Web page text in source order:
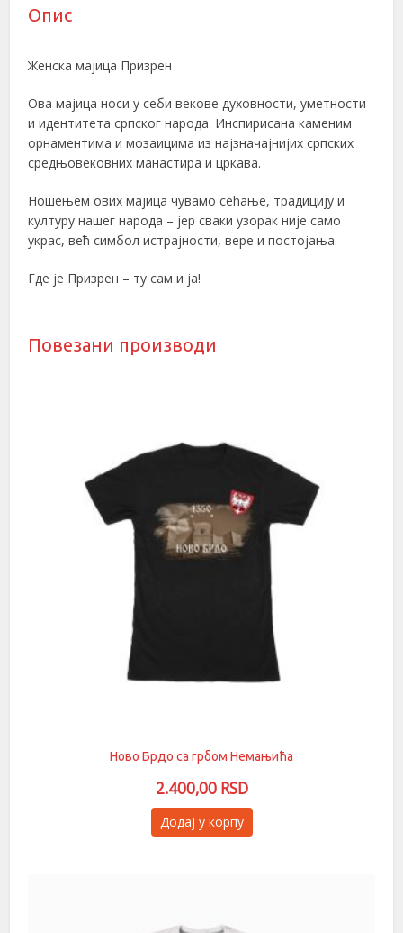
Опис
Женска мајица Призрен
Ова мајица носи у себи векове духовности, уметности
и идентитета српског народа. Инспирисана каменим
орнаментима и мозаицима из најзначајнијих српских
средњовековних манастира и цркава.
Ношењем ових мајица чувамо сећање, традицију и
културу нашег народа – јер сваки узорак није само
украс, већ симбол истрајности, вере и постојања.
Где је Призрен – ту сам и ја!
Повезани производи
Ново Брдо са грбом Немањића
2.400,00 RSD
Додај у корпу
Овај